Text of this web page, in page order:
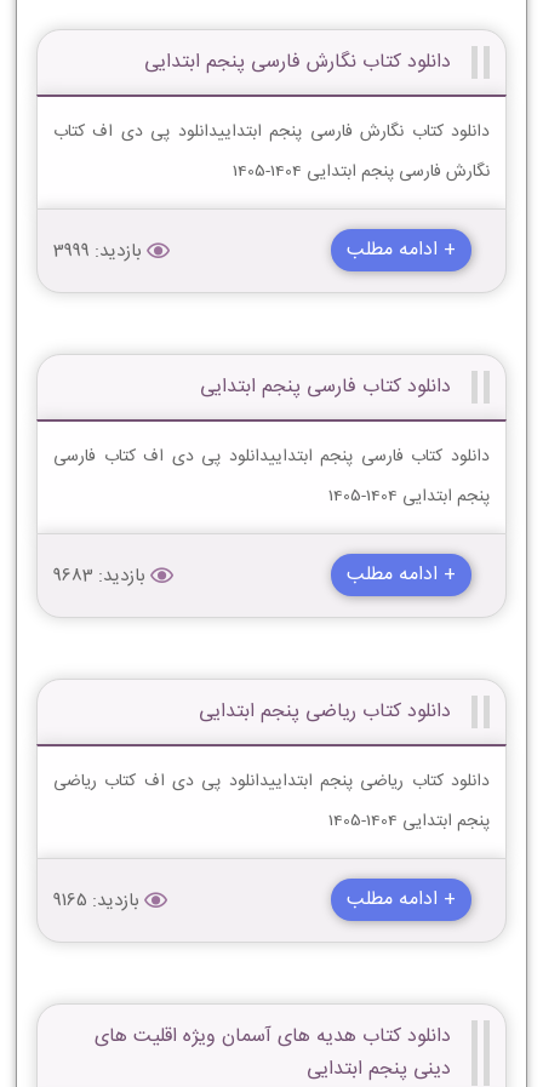
دانلود کتاب نگارش فارسی پنجم ابتدایی
دانلود کتاب نگارش فارسی پنجم ابتداییدانلود پی دی اف کتاب
نگارش فارسی پنجم ابتدایی 1404-1405
+ ادامه مطلب بازدید: 3999
دانلود کتاب فارسی پنجم ابتدایی
دانلود کتاب فارسی پنجم ابتداییدانلود پی دی اف کتاب فارسی
پنجم ابتدایی 1404-1405
+ ادامه مطلب بازدید: 9683
دانلود کتاب ریاضی پنجم ابتدایی
دانلود کتاب ریاضی پنجم ابتداییدانلود پی دی اف کتاب ریاضی
پنجم ابتدایی 1404-1405
+ ادامه مطلب بازدید: 9165
دانلود کتاب هدیه های آسمان ویژه اقلیت های
دینی پنجم ابتدایی